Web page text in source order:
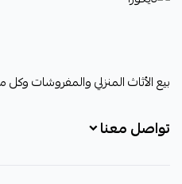
ديكورا
بيع الأثاث المنزلي والمفروشات وكل
تواصل معنا